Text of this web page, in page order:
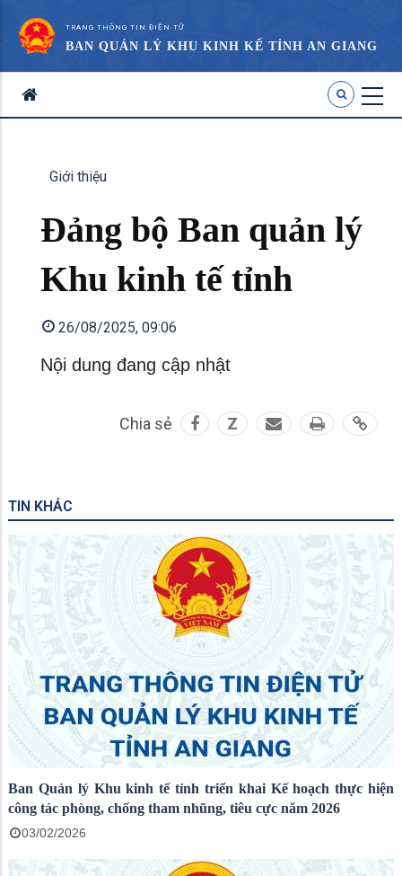
TRANG THÔNG TIN ĐIỆN TỬ
BAN QUẢN LÝ KHU KINH KẾ TỈNH AN GIANG
Giới thiệu
Đảng bộ Ban quản lý
Khu kinh tế tỉnh
26/08/2025, 09:06
Nội dung đang cập nhật
Chia sẻ Z
TIN KHÁC
Ban Quản lý Khu kinh tế tỉnh triển khai Kế hoạch thực hiện
công tác phòng, chống tham nhũng, tiêu cực năm 2026
03/02/2026